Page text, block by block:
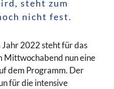
steht zum
nicht fest.
Jahr 2022 steht für das
Mittwochabend nun eine
dem Programm. Der
für die intensive